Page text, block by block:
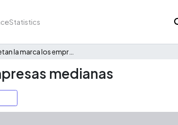
Statistics
medianas